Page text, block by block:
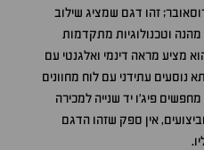
זהו דגם שמציג שילוב
מהנה וטכנולוגיות מתקדמות
מציע מראה דינמי ואלגנטי עם
נוסעים עתידני עם לוח מחוונים
פיג'ו יד שנייה למכירה
אין ספק שזהו הדגם